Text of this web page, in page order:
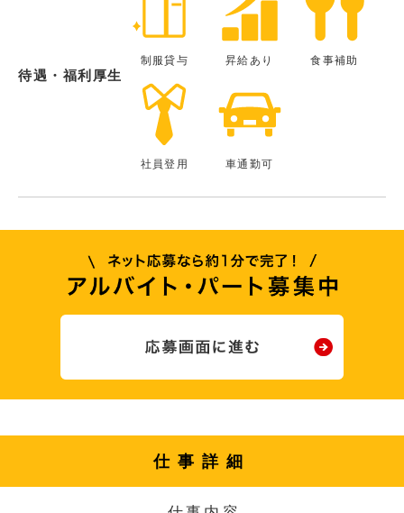
待遇・福利厚生
制服貸与 昇給あり 食事補助
社員登用 車通勤可
仕事詳細